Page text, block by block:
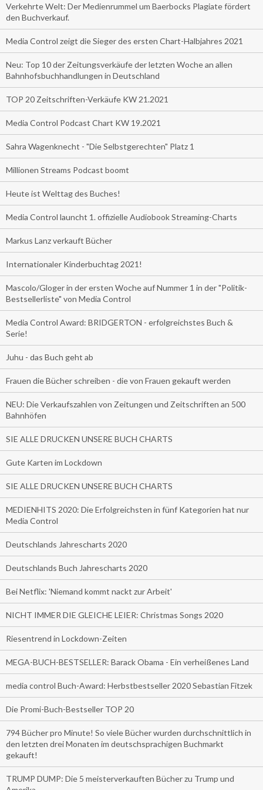
Verkehrte Welt: Der Medienrummel um Baerbocks Plagiate fördert
den Buchverkauf.
Media Control zeigt die Sieger des ersten Chart-Halbjahres 2021
Neu: Top 10 der Zeitungsverkäufe der letzten Woche an allen
Bahnhofsbuchhandlungen in Deutschland
TOP 20 Zeitschriften-Verkäufe KW 21.2021
Media Control Podcast Chart KW 19.2021
Sahra Wagenknecht - "Die Selbstgerechten" Platz 1
Millionen Streams Podcast boomt
Heute ist Welttag des Buches!
Media Control launcht 1. offizielle Audiobook Streaming-Charts
Markus Lanz verkauft Bücher
Internationaler Kinderbuchtag 2021!
Mascolo/Gloger in der ersten Woche auf Nummer 1 in der "Politik-
Bestsellerliste" von Media Control
Media Control Award: BRIDGERTON - erfolgreichstes Buch &
Serie!
Juhu - das Buch geht ab
Frauen die Bücher schreiben - die von Frauen gekauft werden
NEU: Die Verkaufszahlen von Zeitungen und Zeitschriften an 500
Bahnhöfen
SIE ALLE DRUCKEN UNSERE BUCH CHARTS
Gute Karten im Lockdown
SIE ALLE DRUCKEN UNSERE BUCH CHARTS
MEDIENHITS 2020: Die Erfolgreichsten in fünf Kategorien hat nur
Media Control
Deutschlands Jahrescharts 2020
Deutschlands Buch Jahrescharts 2020
Bei Netflix: 'Niemand kommt nackt zur Arbeit'
NICHT IMMER DIE GLEICHE LEIER: Christmas Songs 2020
Riesentrend in Lockdown-Zeiten
MEGA-BUCH-BESTSELLER: Barack Obama - Ein verheißenes Land
media control Buch-Award: Herbstbestseller 2020 Sebastian Fitzek
Die Promi-Buch-Bestseller TOP 20
794 Bücher pro Minute! So viele Bücher wurden durchschnittlich in
den letzten drei Monaten im deutschsprachigen Buchmarkt
gekauft!
TRUMP DUMP: Die 5 meisterverkauften Bücher zu Trump und